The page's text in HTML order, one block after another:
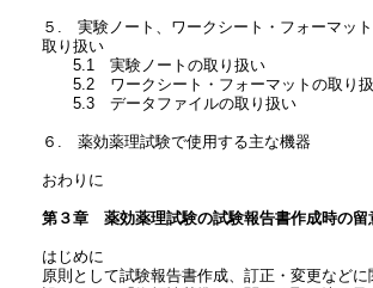
５. 実験ノート、ワークシート・フォーマッ
取り扱い
5.1 実験ノートの取り扱い
5.2 ワークシート・フォーマットの取り
5.3 データファイルの取り扱い
６. 薬効薬理試験で使用する主な機器
おわりに
第３章 薬効薬理試験の試験報告書作成時の留
はじめに
原則として試験報告書作成、訂正・変更など